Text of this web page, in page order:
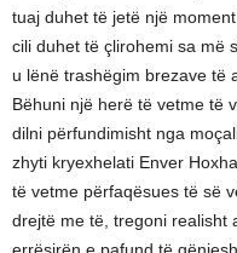
tuaj duhet të jetë një
cili duhet të çlirohemi sa më
u lënë trashëgim brezave të
Bëhuni një herë të vetme të
dilni përfundimisht nga
zhyti kryexhelati Enver
të vetme përfaqësues të së
drejtë me të, tregoni realisht